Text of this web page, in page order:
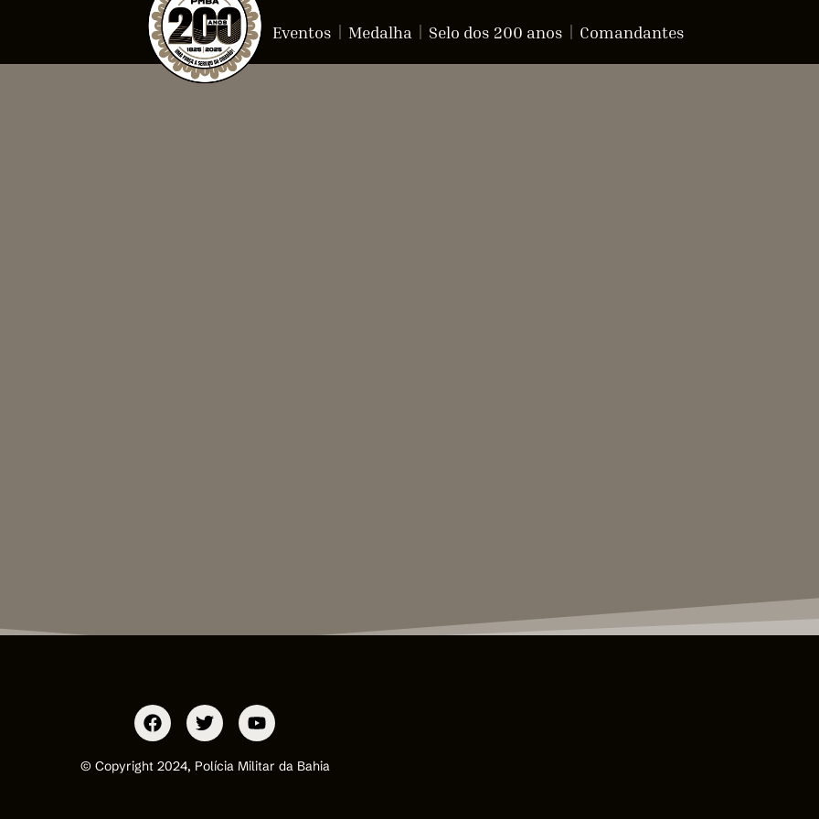
Eventos Medalha Selo dos 200 anos Comandantes
© Copyright 2024, Polícia Militar da Bahia